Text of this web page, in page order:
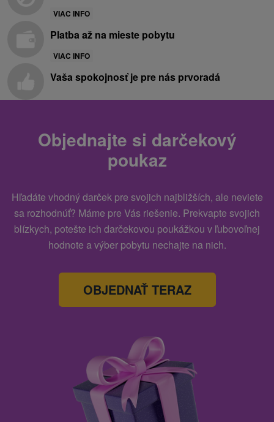
VIAC INFO
Platba až na mieste pobytu
VIAC INFO
Vaša spokojnosť je pre nás prvoradá
Objednajte si darčekový
poukaz
Hľadáte vhodný darček pre svojich najbližších, ale neviete
sa rozhodnúť? Máme pre Vás riešenie. Prekvapte svojich
blízkych, potešte ich darčekovou poukážkou v ľubovoľnej
hodnote a výber pobytu nechajte na nich.
OBJEDNAŤ TERAZ